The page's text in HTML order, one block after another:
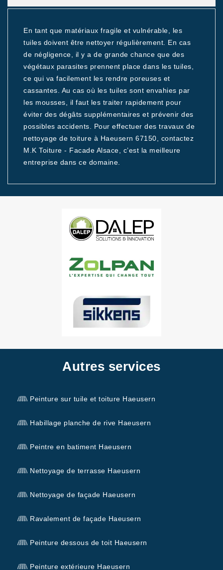
En tant que matériaux fragile et vulnérable, les
tuiles doivent être nettoyer régulièrement. En cas
de négligence, il y a de grande chance que des
végétaux parasites prennent place dans les tuiles,
ce qui va facilement les rendre poreuses et
cassantes. Au cas où les tuiles sont envahies par
les mousses, il faut les traiter rapidement pour
éviter des dégâts supplémentaires et prévenir des
possibles accidents. Pour effectuer des travaux de
nettoyage de toiture à Haeusern 67150, contactez
M.K Toiture - Facade Alsace, c’est la meilleure
entreprise dans ce domaine.
Autres services
Peinture sur tuile et toiture Haeusern
Habillage planche de rive Haeusern
Peintre en batiment Haeusern
Nettoyage de terrasse Haeusern
Nettoyage de façade Haeusern
Ravalement de façade Haeusern
Peinture dessous de toit Haeusern
Peinture extérieure Haeusern